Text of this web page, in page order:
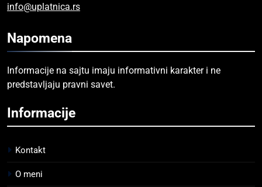
info@uplatnica.rs
Napomena
Informacije na sajtu imaju informativni karakter i ne
predstavljaju pravni savet.
Informacije
Kontakt
O meni